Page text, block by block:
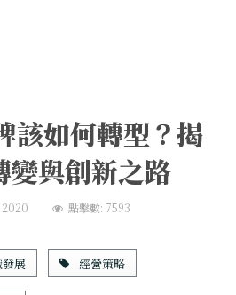
該如何轉型？揭
變與創新之路
2020 點擊數: 7593
展 經營策略